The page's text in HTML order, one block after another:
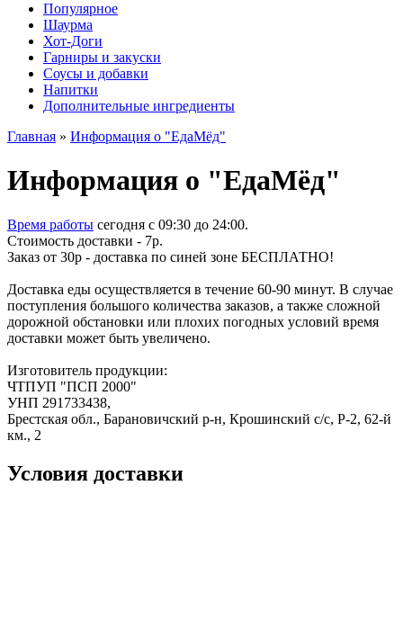
Популярное
Шаурма
Хот-Доги
Гарниры и закуски
Соусы и добавки
Напитки
Дополнительные ингредиенты
Главная » Информация о "ЕдаМёд"
Информация о "ЕдаМёд"
Время работы сегодня c 09:30 до 24:00.
Стоимость доставки - 7р.
Заказ от 30р - доставка по синей зоне БЕСПЛАТНО!
Доставка еды осуществляется в течение 60-90 минут. В случае
поступления большого количества заказов, а также сложной
дорожной обстановки или плохих погодных условий время
доставки может быть увеличено.
Изготовитель продукции:
ЧТПУП "ПСП 2000"
УНП 291733438,
Брестская обл., Барановичский р-н, Крошинский с/с, Р-2, 62-й
км., 2
Условия доставки